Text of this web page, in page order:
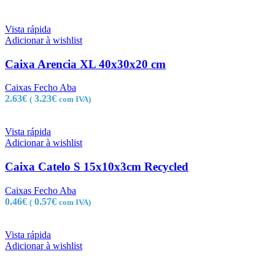
Vista rápida
Adicionar à wishlist
Caixa Arencia XL 40x30x20 cm
Caixas Fecho Aba
2.63€ ( 3.23€ com IVA)
Vista rápida
Adicionar à wishlist
Caixa Catelo S 15x10x3cm Recycled
Caixas Fecho Aba
0.46€ ( 0.57€ com IVA)
Vista rápida
Adicionar à wishlist